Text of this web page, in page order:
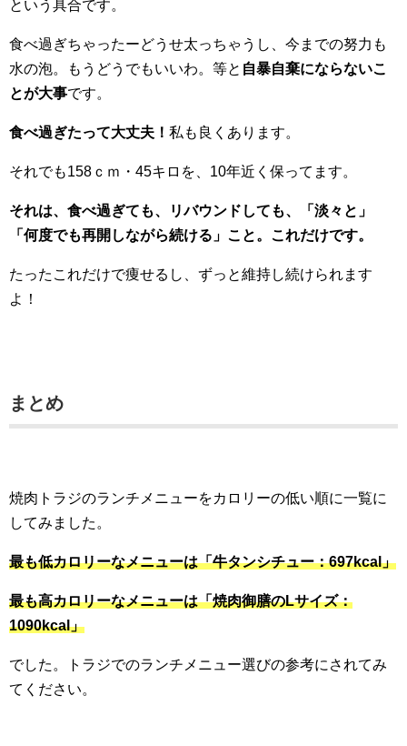
という具合です。
食べ過ぎちゃったーどうせ太っちゃうし、今までの努力も
水の泡。もうどうでもいいわ。等と 自暴自棄にならないこ
とが大事です。
食べ過ぎたって大丈夫！ 私も良くあります。
それでも158ｃｍ・45キロを、10年近く保ってます。
それは、食べ過ぎても、リバウンドしても、「淡々と」
「何度でも再開しながら続ける」こと。これだけです。
たったこれだけで痩せるし、ずっと維持し続けられます
よ！
まとめ
焼肉トラジのランチメニューをカロリーの低い順に一覧に
してみました。
最も低カロリーなメニューは「牛タンシチュー：697kcal」
最も高カロリーなメニューは「焼肉御膳のLサイズ：
1090kcal」
でした。トラジでのランチメニュー選びの参考にされてみ
てください。